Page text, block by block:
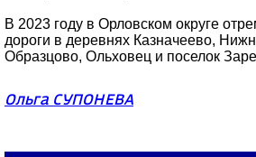
В 2023 году в Орловском округе
дороги в деревнях Казначеево,
Образцово, Ольховец и поселок
Ольга СУПОНЕВА